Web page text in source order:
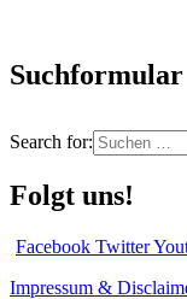
Suchformular
Search for:
Folgt uns!
Facebook Twitter
Impressum &